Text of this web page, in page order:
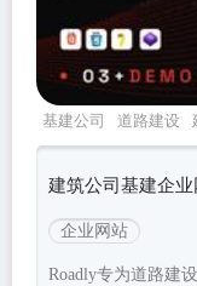
基建公司 道路建设
roadly
Bootstrapv533
建筑公司基建企
企业网站
Roadly专为道路建